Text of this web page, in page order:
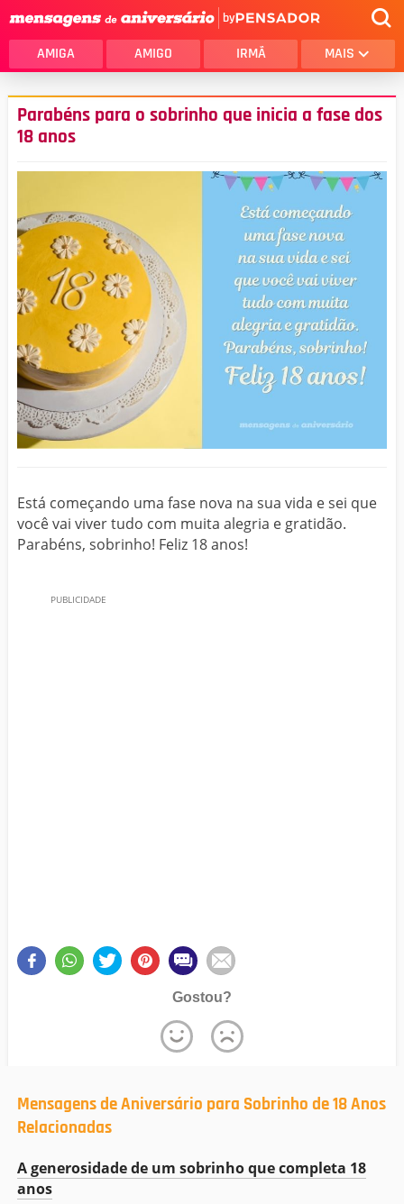
by
AMIGA AMIGO IRMÃ MAIS
Parabéns para o sobrinho que inicia a fase dos
18 anos
Está começando uma fase nova na sua vida e sei que
você vai viver tudo com muita alegria e gratidão.
Parabéns, sobrinho! Feliz 18 anos!
Gostou?
Mensagens de Aniversário para Sobrinho de 18 Anos
Relacionadas
A generosidade de um sobrinho que completa 18
anos